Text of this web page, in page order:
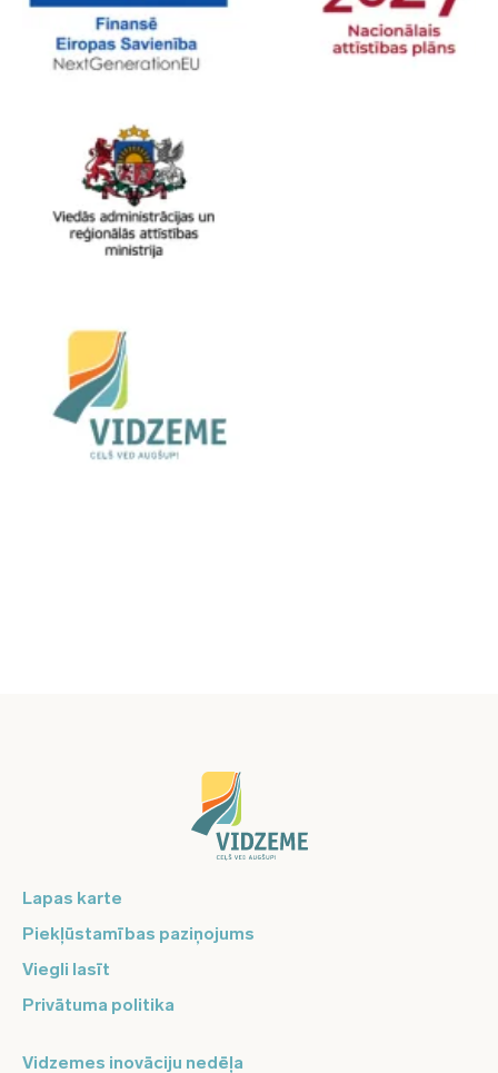
Lapas karte
Piekļūstamības paziņojums
Viegli lasīt
Privātuma politika
Vidzemes inovāciju nedēļa